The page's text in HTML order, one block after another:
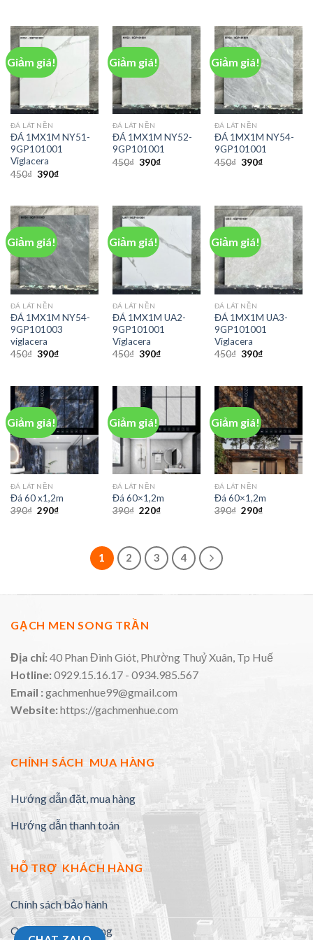
Giảm giá!
ĐÁ LÁT NỀN
ĐÁ 1MX1M NY51-
9GP101001
Viglacera
450₫ 390₫
Giảm giá!
ĐÁ LÁT NỀN
ĐÁ 1MX1M NY52-
9GP101001
450₫ 390₫
Giảm giá!
ĐÁ LÁT NỀN
ĐÁ 1MX1M NY54-
9GP101001
450₫ 390₫
Giảm giá!
ĐÁ LÁT NỀN
ĐÁ 1MX1M NY54-
9GP101003
viglacera
450₫ 390₫
Giảm giá!
ĐÁ LÁT NỀN
ĐÁ 1MX1M UA2-
9GP101001
Viglacera
450₫ 390₫
Giảm giá!
ĐÁ LÁT NỀN
ĐÁ 1MX1M UA3-
9GP101001
Viglacera
450₫ 390₫
Giảm giá!
ĐÁ LÁT NỀN
Đá 60 x1,2m
390₫ 290₫
Giảm giá!
ĐÁ LÁT NỀN
Đá 60×1,2m
390₫ 220₫
Giảm giá!
ĐÁ LÁT NỀN
Đá 60×1,2m
390₫ 290₫
1 2 3 4
GẠCH MEN SONG TRẦN
Địa chỉ:40 Phan Đình Giót, Phường Thuỷ Xuân, Tp Huế
Hotline:0929.15.16.17 - 0934.985.567
Email :gachmenhue99@gmail.com
Website:https://gachmenhue.com
CHÍNH SÁCH MUA HÀNG
Hướng dẫn đặt, mua hàng
Hướng dẫn thanh toán
HỖ TRỢ KHÁCH HÀNG
Chính sách bảo hành
Quy định đổi trả hàng